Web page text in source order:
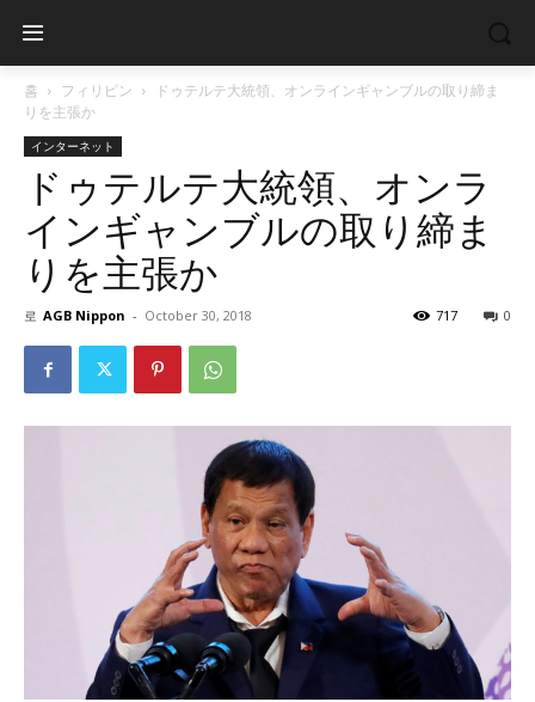
홈 フィリピン
ドゥテルテ大統領、オンラインギャンブルの取り締ま
りを主張か
インターネット
ドゥテルテ大統領、オンラ
インギャンブルの取り締ま
りを主張か
로 AGB Nippon - October 30, 2018 0
717